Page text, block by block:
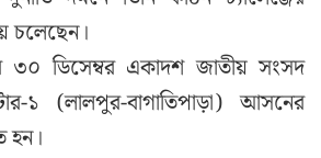
চলেছেন।
৩০ ডিসেম্বর একাদশ জাতীয় সংসদ
১ (লালপুর-বাগাতিপাড়া) আসনের
হন।